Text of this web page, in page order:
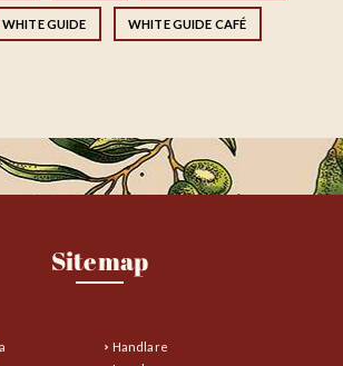
WHITE GUIDE WHITE GUIDE CAFÉ
Sitemap
Handlare